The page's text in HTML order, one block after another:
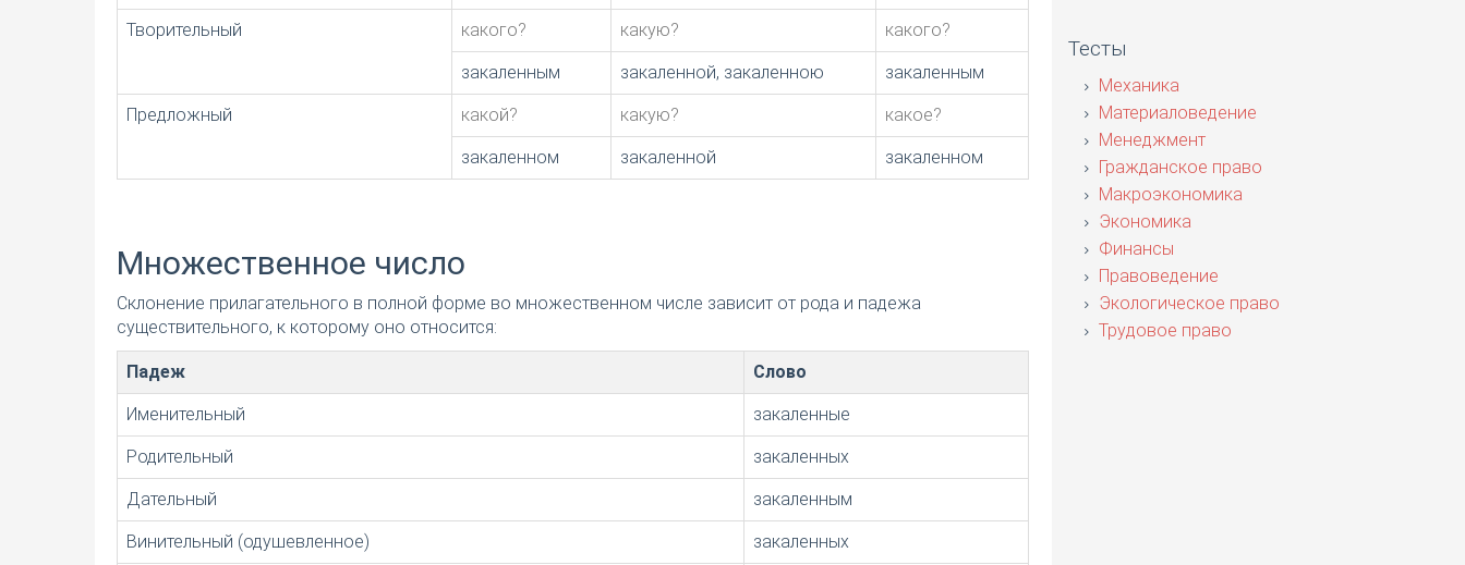
Творительный какого? какую? какого?
закаленным закаленной, закаленною закаленным
Предложный какой? какую? какое?
закаленном закаленной закаленном
Множественное число
Склонение прилагательного в полной форме во множественном числе зависит от рода и падежа
существительного, к которому оно относится:
Падеж Слово
Именительный закаленные
Родительный закаленных
Дательный закаленным
Винительный (одушевленное) закаленных
Тесты
Механика
Материаловедение
Менеджмент
Гражданское право
Макроэкономика
Экономика
Финансы
Правоведение
Экологическое право
Трудовое право